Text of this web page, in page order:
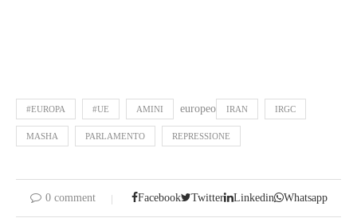
#EUROPA #UE AMINI europeo IRAN IRGC
MASHA PARLAMENTO REPRESSIONE
0 comment Facebook Twitter Linkedin Whatsapp